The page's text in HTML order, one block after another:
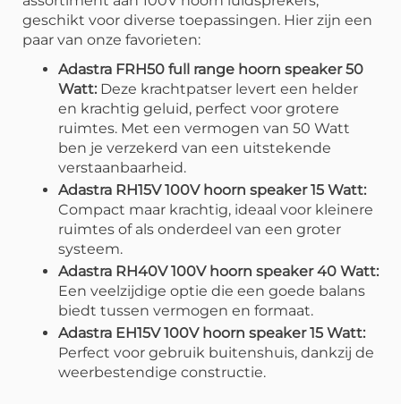
geschikt voor diverse toepassingen. Hier zijn een
paar van onze favorieten:
Adastra FRH50 full range hoorn speaker 50
Watt: Deze krachtpatser levert een helder
en krachtig geluid, perfect voor grotere
ruimtes. Met een vermogen van 50 Watt
ben je verzekerd van een uitstekende
verstaanbaarheid.
Adastra RH15V 100V hoorn speaker 15 Watt:
Compact maar krachtig, ideaal voor kleinere
ruimtes of als onderdeel van een groter
systeem.
Adastra RH40V 100V hoorn speaker 40 Watt:
Een veelzijdige optie die een goede balans
biedt tussen vermogen en formaat.
Adastra EH15V 100V hoorn speaker 15 Watt:
Perfect voor gebruik buitenshuis, dankzij de
weerbestendige constructie.